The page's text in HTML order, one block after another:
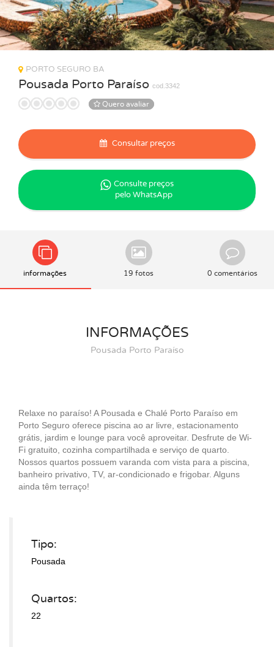
Pousada Porto Paraíso cod.3342
PORTO SEGURO BA
Quero avaliar
Consultar preços
Consulte preços
pelo WhatsApp
informações 19 fotos 0 comentários
INFORMAÇÕES
Pousada Porto Paraíso
Relaxe no paraíso! A Pousada e Chalé Porto Paraíso em
Porto Seguro oferece piscina ao ar livre, estacionamento
grátis, jardim e lounge para você aproveitar. Desfrute de Wi-
Fi gratuito, cozinha compartilhada e serviço de quarto.
Nossos quartos possuem varanda com vista para a piscina,
banheiro privativo, TV, ar-condicionado e frigobar. Alguns
ainda têm terraço!
Tipo:
Pousada
Quartos:
22